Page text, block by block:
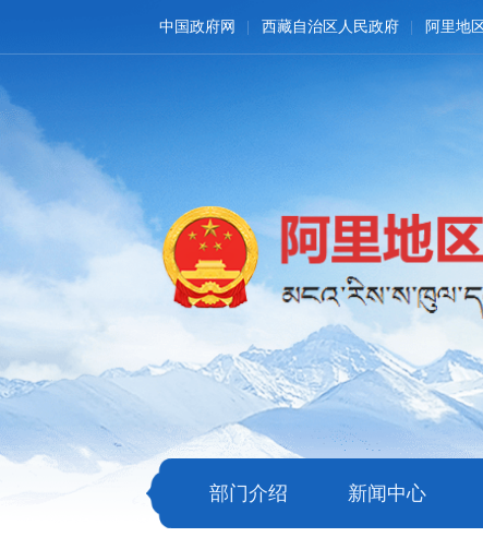
中国政府网 西藏自治区人民政府 阿里地
部门介绍 新闻中心